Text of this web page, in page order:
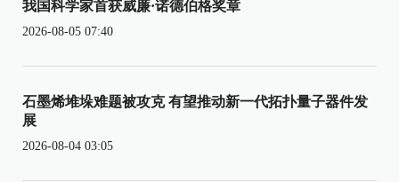
我国科学家首获威廉·诺德伯格奖章
2026-08-05 07:40
石墨烯堆垛难题被攻克 有望推动新一代拓扑量子器件发
展
2026-08-04 03:05